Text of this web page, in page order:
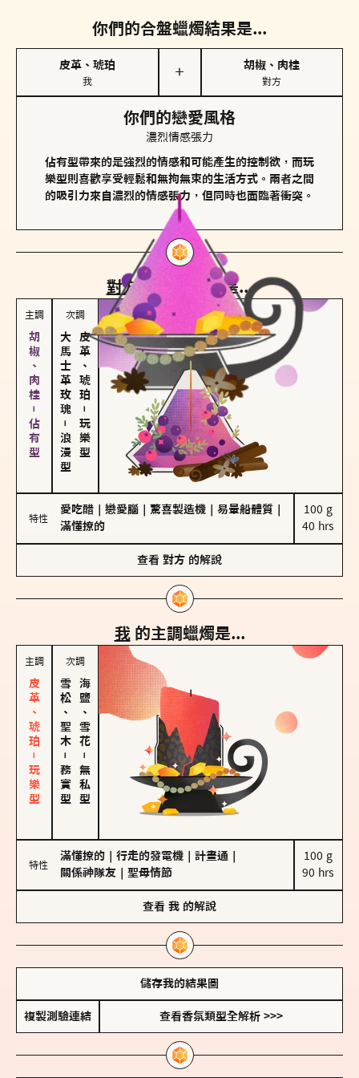
你們的合盤蠟燭結果是...
皮革、琥珀
我
＋
胡椒、肉桂
對方
你們的戀愛風格
濃烈情感張力
佔有型帶來的是強烈的情感和可能產生的控制欲，而玩
樂型則喜歡享受輕鬆和無拘無束的生活方式。兩者之間
的吸引力來自濃烈的情感張力，但同時也面臨著衝突。
對方 的主調蠟燭是...
主調
胡椒、肉桂－佔有型
次調
大馬士革玫瑰
－
浪漫型
皮革、琥珀
－
玩樂型
特性
愛吃醋 戀愛腦 驚喜製造機 易暈船體質
滿懂撩的
100 g
40 hrs
查看 對方 的解說
我 的主調蠟燭是...
主調
皮革、琥珀－玩樂型
次調
雪松、聖木
－
務實型
海鹽、雪花
－
無私型
特性
滿懂撩的 行走的發電機 計畫通
關係神隊友
聖母情節
100 g
90 hrs
查看 我 的解說
儲存我的結果圖
複製測驗連結 查看香氛類型全解析 >>>